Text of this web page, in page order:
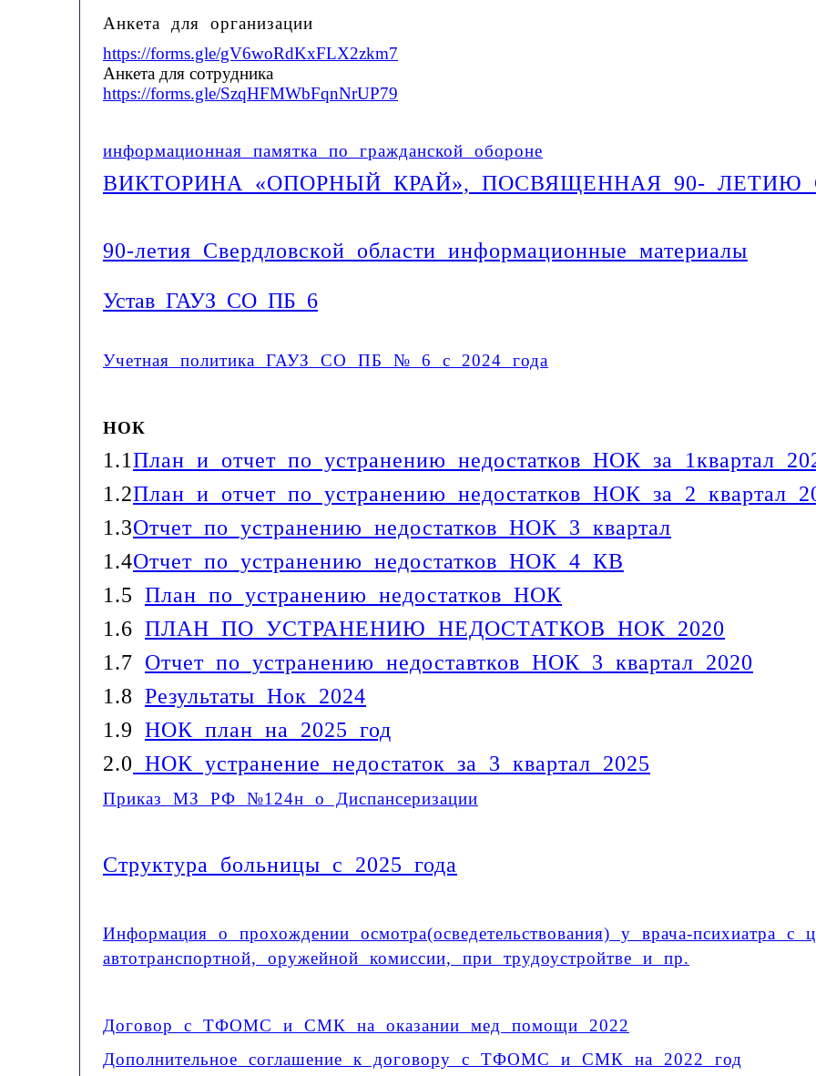
Анкета для организации
https://forms.gle/gV6woRdKxFLX2zkm7
Анкета для сотрудника
https://forms.gle/SzqHFMWbFqnNrUP79
информационная памятка по гражданской обороне
ВИКТОРИНА «ОПОРНЫЙ КРАЙ», ПОСВЯЩЕННАЯ 90- ЛЕТИЮ
90-летия Свердловской области информационные материалы
Устав_ГАУЗ_СО_ПБ_6
Учетная политика ГАУЗ СО ПБ № 6 с 2024 года
НОК
1.1План и отчет по устранению недостатков НОК за 1квартал
1.2План и отчет по устранению недостатков НОК за 2 квартал
1.3Отчет_по_устранению_недостатков_НОК 3 квартал
1.4Отчет_по_устранению_недостатков НОК 4 КВ
1.5 План_по_устранению_недостатков_НОК
1.6 ПЛАН ПО УСТРАНЕНИЮ НЕДОСТАТКОВ НОК 2020
1.7 Отчет_по_устранению_недоставтков_НОК 3 квартал 2020
1.8 Результаты Нок 2024
1.9 НОК план на 2025 год
2.0 НОК устранение недостаток за 3 квартал 2025
Приказ МЗ РФ №124н о Диспансеризации
Структура больницы с 2025 года
Информация о прохождении осмотра(осведетельствования) у врача-психиатра с
автотранспортной, оружейной комиссии, при трудоустройтве и пр.
Договор с ТФОМС и СМК на оказании мед помощи 2022
Дополнительное соглашение к договору с ТФОМС и СМК на 2022 год